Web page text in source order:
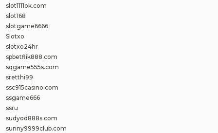
slot1111ok.com
slot168
slotgame6666
Slotxo
slotxo24hr
spbetflik888.com
sqgame555s.com
sretthi99
ssc915casino.com
ssgame666
ssru
sudyod888s.com
sunny9999club.com